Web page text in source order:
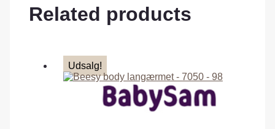
Related products
Udsalg!